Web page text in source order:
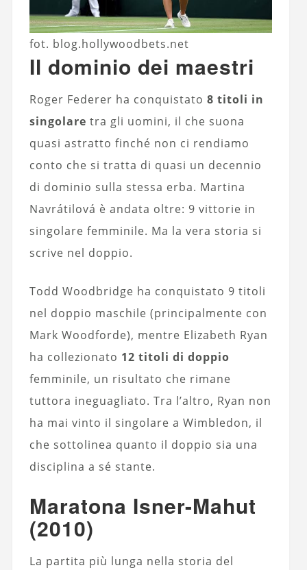
fot. blog.hollywoodbets.net
Il dominio dei maestri
Roger Federer ha conquistato 8 titoli in
singolare tra gli uomini, il che suona
quasi astratto finché non ci rendiamo
conto che si tratta di quasi un decennio
di dominio sulla stessa erba. Martina
Navrátilová è andata oltre: 9 vittorie in
singolare femminile. Ma la vera storia si
scrive nel doppio.
Todd Woodbridge ha conquistato 9 titoli
nel doppio maschile (principalmente con
Mark Woodforde), mentre Elizabeth Ryan
ha collezionato 12 titoli di doppio
femminile, un risultato che rimane
tuttora ineguagliato. Tra l’altro, Ryan non
ha mai vinto il singolare a Wimbledon, il
che sottolinea quanto il doppio sia una
disciplina a sé stante.
Maratona Isner-Mahut
(2010)
La partita più lunga nella storia del